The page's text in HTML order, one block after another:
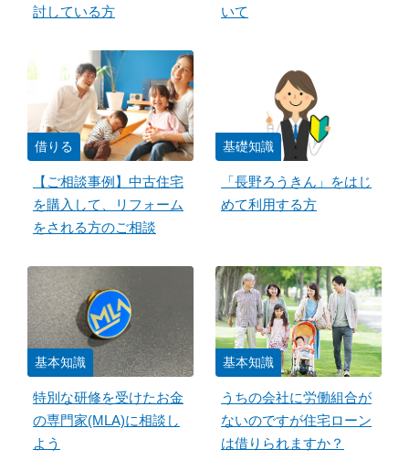
討している方
いて
借りる
【ご相談事例】中古住宅
を購入して、リフォーム
をされる方のご相談
基礎知識
「長野ろうきん」をはじ
めて利用する方
基本知識
特別な研修を受けたお金
の専門家(MLA)に相談し
よう
基本知識
うちの会社に労働組合が
ないのですが住宅ローン
は借りられますか？